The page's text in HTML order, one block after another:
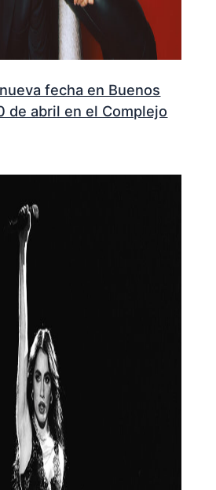
fecha en Buenos
de abril en el Complejo